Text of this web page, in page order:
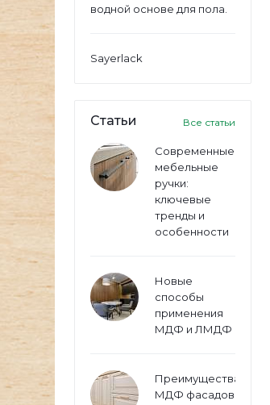
водной основе для пола.
Sayerlack
Статьи Все статьи
Современные
мебельные
ручки:
ключевые
тренды и
особенности
Новые
способы
применения
МДФ и ЛМДФ
Преимущества
МДФ фасадов